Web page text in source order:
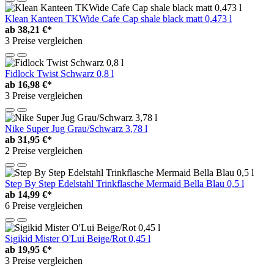
Klean Kanteen TKWide Cafe Cap shale black matt 0,473 l
ab 38,21 €*
3 Preise vergleichen
Fidlock Twist Schwarz 0,8 l
ab 16,98 €*
3 Preise vergleichen
Nike Super Jug Grau/Schwarz 3,78 l
ab 31,95 €*
2 Preise vergleichen
Step By Step Edelstahl Trinkflasche Mermaid Bella Blau 0,5 l
ab 14,99 €*
6 Preise vergleichen
Sigikid Mister O'Lui Beige/Rot 0,45 l
ab 19,95 €*
3 Preise vergleichen